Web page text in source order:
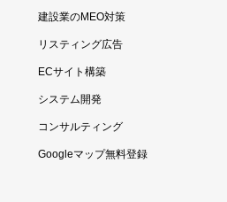
建設業のMEO対策
リスティング広告
ECサイト構築
システム開発
コンサルティング
Googleマップ無料登録